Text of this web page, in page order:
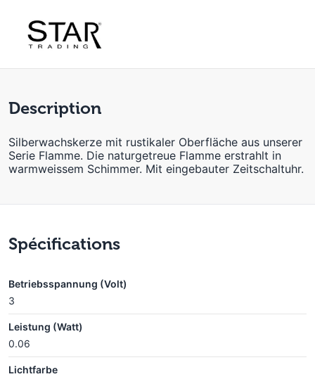
Description
Silberwachskerze mit rustikaler Oberfläche aus unserer
Serie Flamme. Die naturgetreue Flamme erstrahlt in
warmweissem Schimmer. Mit eingebauter Zeitschaltuhr.
Spécifications
Betriebsspannung (Volt)
3
Leistung (Watt)
0.06
Lichtfarbe